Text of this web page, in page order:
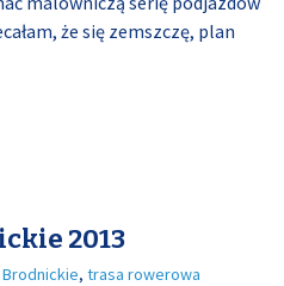
że się zemszczę, plan
2013
, trasa rowerowa